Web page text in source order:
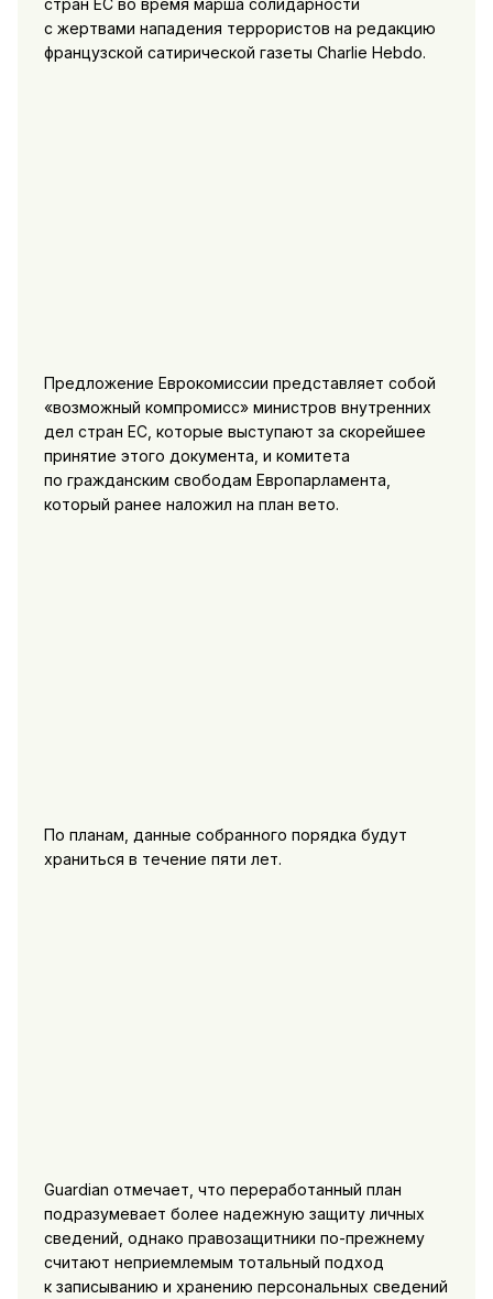
с жертвами нападения террористов на редакцию
французской сатирической газеты Charlie Hebdo.
Предложение Еврокомиссии представляет собой
«возможный компромисс» министров внутренних
дел стран ЕС, которые выступают за скорейшее
принятие этого документа, и комитета
по гражданским свободам Европарламента,
который ранее наложил на план вето.
По планам, данные собранного порядка будут
храниться в течение пяти лет.
Guardian отмечает, что переработанный план
подразумевает более надежную защиту личных
сведений, однако правозащитники по-прежнему
считают неприемлемым тотальный подход
к записыванию и хранению персональных сведений